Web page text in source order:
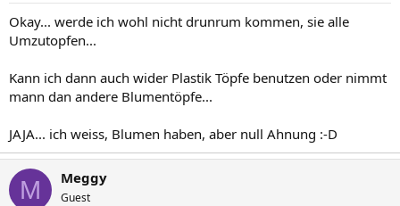
Okay... werde ich wohl nicht drunrum kommen, sie alle
Umzutopfen...
Kann ich dann auch wider Plastik Töpfe benutzen oder nimmt
mann dan andere Blumentöpfe...
JAJA... ich weiss, Blumen haben, aber null Ahnung :-D
M Meggy
Guest